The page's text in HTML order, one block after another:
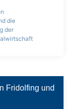
die
der
Fridolfing und